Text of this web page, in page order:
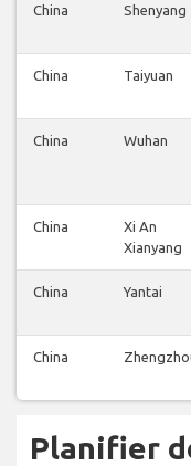
China Shenyang
China Taiyuan
China Wuhan
China
Xi An
Xianyang
China Yantai
China
Planifier